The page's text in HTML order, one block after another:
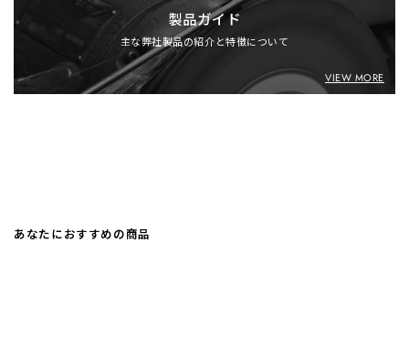
製品ガイド
主な弊社製品の紹介と特徴について
VIEW MORE
あなたにおすすめの商品